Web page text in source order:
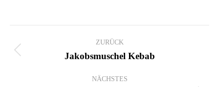
ZURÜCK
Vorheriger
Jakobsmuschel Kebab
NÄCHSTES